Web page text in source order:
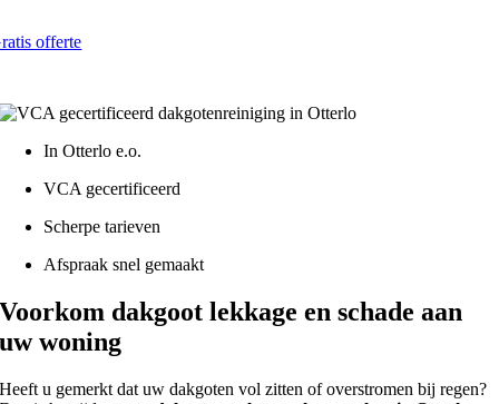
offerte
In Otterlo e.o.
VCA gecertificeerd
Scherpe tarieven
Afspraak snel gemaakt
Voorkom dakgoot lekkage en schade aan
uw woning
Heeft u gemerkt dat uw dakgoten vol zitten of overstromen bij regen?